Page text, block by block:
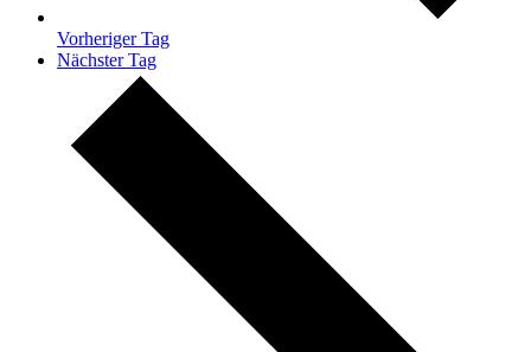
Vorheriger Tag
Nächster Tag